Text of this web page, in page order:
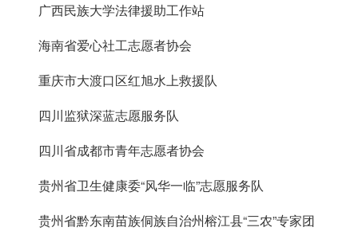
广西民族大学法律援助工作站
海南省爱心社工志愿者协会
重庆市大渡口区红旭水上救援队
四川监狱深蓝志愿服务队
四川省成都市青年志愿者协会
贵州省卫生健康委“风华一临”志愿服务队
贵州省黔东南苗族侗族自治州榕江县“三农”专家团